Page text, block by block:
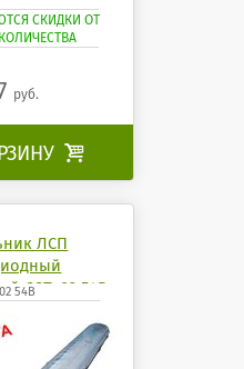
СКИДКИ ОТ
руб.

ЛСП
ССП-02 54Вт
mobilux
54В